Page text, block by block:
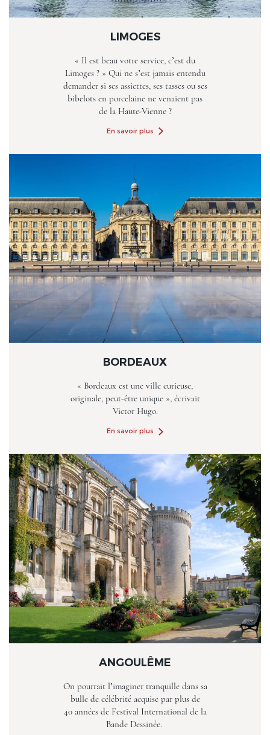
LIMOGES
« Il est beau votre service, c’est du
Limoges ? » Qui ne s’est jamais entendu
demander si ses assiettes, ses tasses ou ses
bibelots en porcelaine ne venaient pas
de la Haute-Vienne ?
En savoir plus
BORDEAUX
« Bordeaux est une ville curieuse,
originale, peut-être unique », écrivait
Victor Hugo.
En savoir plus
ANGOULÊME
On pourrait l’imaginer tranquille dans sa
bulle de célébrité acquise par plus de
40 années de Festival International de la
Bande Dessinée.